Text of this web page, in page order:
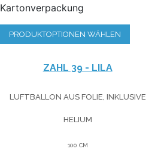
Kartonverpackung
PRODUKTOPTIONEN WÄHLEN
ZAHL 39 - LILA
LUFTBALLON AUS FOLIE, INKLUSIVE
HELIUM
100 CM